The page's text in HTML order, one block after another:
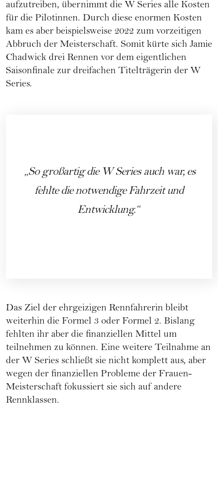
aufzutreiben, übernimmt die W Series alle Kosten
für die Pilotinnen. Durch diese enormen Kosten
kam es aber beispielsweise 2022 zum vorzeitigen
Abbruch der Meisterschaft. Somit kürte sich Jamie
Chadwick drei Rennen vor dem eigentlichen
Saisonfinale zur dreifachen Titelträgerin der W
Series.
So großartig die W Series auch war, es
fehlte die notwendige Fahrzeit und
Entwicklung.
Das Ziel der ehrgeizigen Rennfahrerin bleibt
weiterhin die Formel 3 oder Formel 2. Bislang
fehlten ihr aber die finanziellen Mittel um
teilnehmen zu können. Eine weitere Teilnahme an
der W Series schließt sie nicht komplett aus, aber
wegen der finanziellen Probleme der Frauen-
Meisterschaft fokussiert sie sich auf andere
Rennklassen.